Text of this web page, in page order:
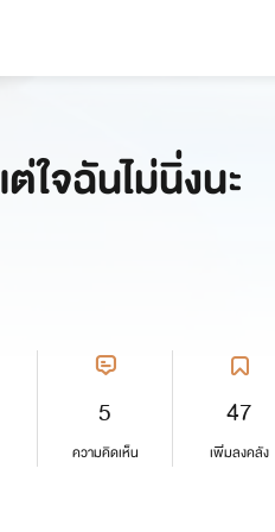
ใจฉันไม่นิ่งนะ
5
ความคิดเห็น
47
เพิ่มลงคลัง